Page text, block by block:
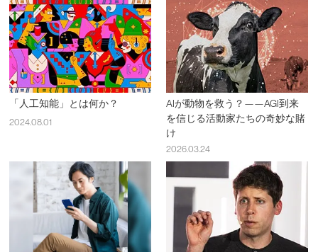
「人工知能」とは何か？
2024.08.01
AIが動物を救う？——AGI到来
を信じる活動家たちの奇妙な賭
け
2026.03.24